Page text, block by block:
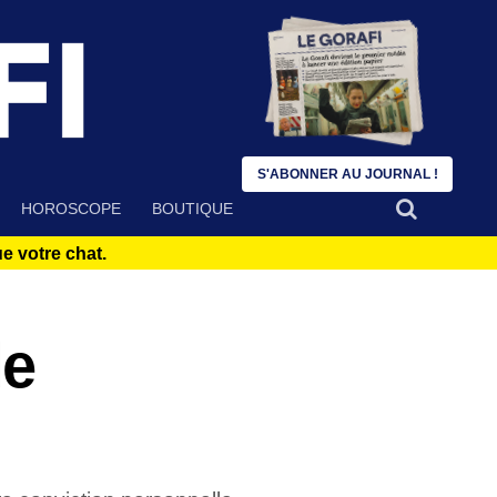
HOROSCOPE BOUTIQUE
votre chat.
S'ABONNER AU JOURNAL !